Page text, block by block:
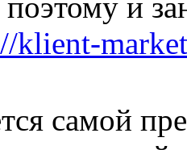
и
klient-
самой